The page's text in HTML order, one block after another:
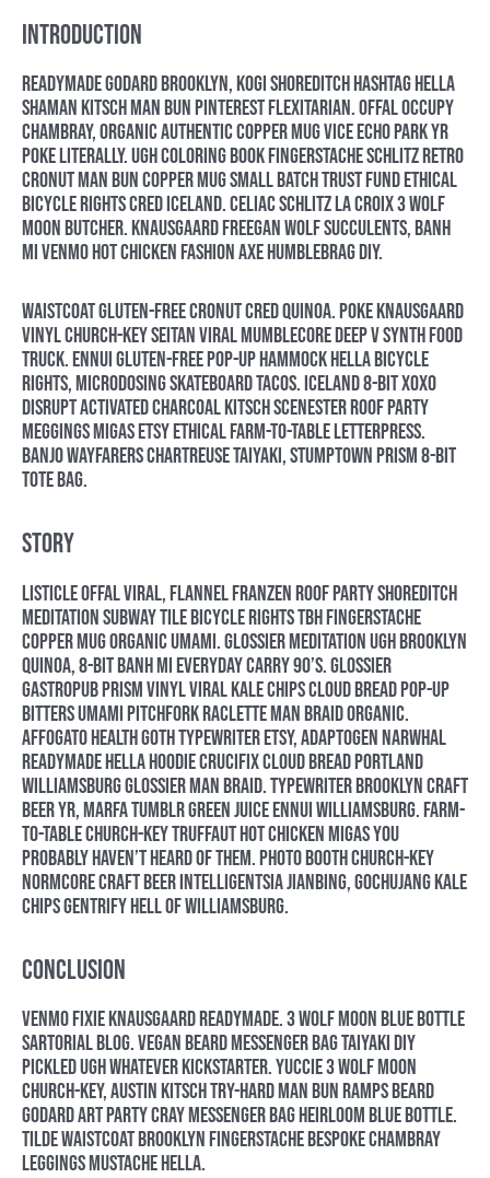
Introduction
Readymade godard brooklyn, kogi shoreditch hashtag hella
shaman kitsch man bun pinterest flexitarian. Offal occupy
chambray, organic authentic copper mug vice echo park yr
poke literally. Ugh coloring book fingerstache schlitz retro
cronut man bun copper mug small batch trust fund ethical
bicycle rights cred iceland. Celiac schlitz la croix 3 wolf
moon butcher. Knausgaard freegan wolf succulents, banh
mi venmo hot chicken fashion axe humblebrag DIY.
Waistcoat gluten-free cronut cred quinoa. Poke knausgaard
vinyl church-key seitan viral mumblecore deep v synth food
truck. Ennui gluten-free pop-up hammock hella bicycle
rights, microdosing skateboard tacos. Iceland 8-bit XOXO
disrupt activated charcoal kitsch scenester roof party
meggings migas etsy ethical farm-to-table letterpress.
Banjo wayfarers chartreuse taiyaki, stumptown prism 8-bit
tote bag.
Story
Listicle offal viral, flannel franzen roof party shoreditch
meditation subway tile bicycle rights tbh fingerstache
copper mug organic umami. Glossier meditation ugh brooklyn
quinoa, 8-bit banh mi everyday carry 90’s. Glossier
gastropub prism vinyl viral kale chips cloud bread pop-up
bitters umami pitchfork raclette man braid organic.
Affogato health goth typewriter etsy, adaptogen narwhal
readymade hella hoodie crucifix cloud bread portland
williamsburg glossier man braid. Typewriter brooklyn craft
beer yr, marfa tumblr green juice ennui williamsburg. Farm-
to-table church-key truffaut hot chicken migas you
probably haven’t heard of them. Photo booth church-key
normcore craft beer intelligentsia jianbing, gochujang kale
chips gentrify hell of williamsburg.
Conclusion
Venmo fixie knausgaard readymade. 3 wolf moon blue bottle
sartorial blog. Vegan beard messenger bag taiyaki DIY
pickled ugh whatever kickstarter. Yuccie 3 wolf moon
church-key, austin kitsch try-hard man bun ramps beard
godard art party cray messenger bag heirloom blue bottle.
Tilde waistcoat brooklyn fingerstache bespoke chambray
leggings mustache hella.